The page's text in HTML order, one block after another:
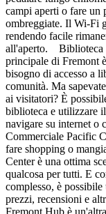
campi aperti o fare un
ombreggiate. Il Wi-Fi
rendendo facile
all'aperto. Biblioteca
principale di Fremont
bisogno di accesso a
comunità. Ma
ai visitatori? È
biblioteca e utilizzare
navigare su internet
Commerciale Pacific
fare shopping o
Center è una ottima
qualcosa per tutti. E
complesso, è
prezzi, recensioni e
Fremont Hub è